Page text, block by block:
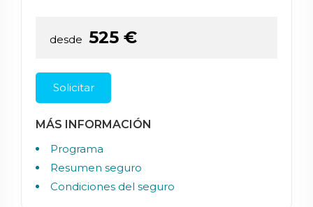
desde 525 €
Solicitar
MÁS INFORMACIÓN
Programa
Resumen seguro
Condiciones del seguro